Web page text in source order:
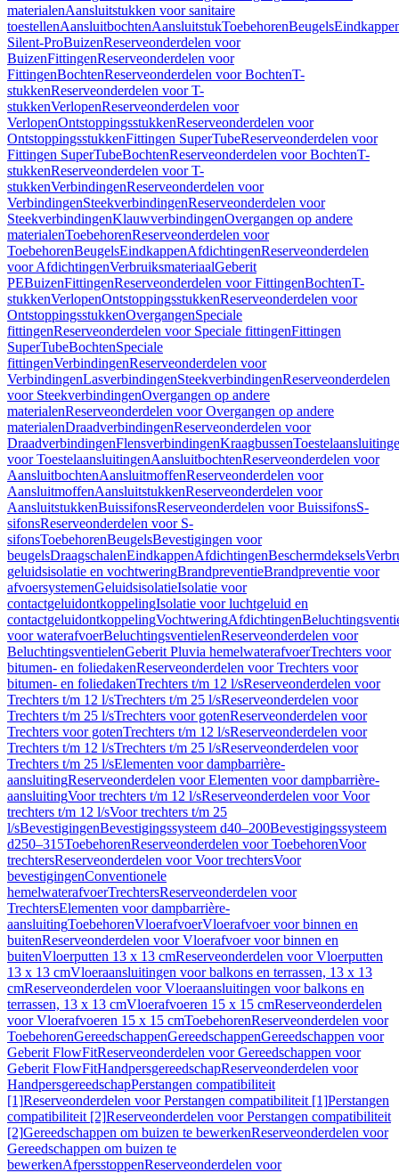
materialenAansluitstukken voor sanitaire
toestellenAansluitbochtenAansluitstukToebehorenBeugels
Silent-ProBuizenReserveonderdelen voor
BuizenFittingenReserveonderdelen voor
FittingenBochtenReserveonderdelen voor BochtenT-
stukkenReserveonderdelen voor T-
stukkenVerlopenReserveonderdelen voor
VerlopenOntstoppingsstukkenReserveonderdelen voor
OntstoppingsstukkenFittingen SuperTubeReserveonderdelen voor
Fittingen SuperTubeBochtenReserveonderdelen voor BochtenT-
stukkenReserveonderdelen voor T-
stukkenVerbindingenReserveonderdelen voor
VerbindingenSteekverbindingenReserveonderdelen voor
SteekverbindingenKlauwverbindingenOvergangen op andere
materialenToebehorenReserveonderdelen voor
ToebehorenBeugelsEindkappenAfdichtingenReserveonderdelen
voor AfdichtingenVerbruiksmateriaalGeberit
PEBuizenFittingenReserveonderdelen voor FittingenBochtenT-
stukkenVerlopenOntstoppingsstukkenReserveonderdelen voor
OntstoppingsstukkenOvergangenSpeciale
fittingenReserveonderdelen voor Speciale fittingenFittingen
SuperTubeBochtenSpeciale
fittingenVerbindingenReserveonderdelen voor
VerbindingenLasverbindingenSteekverbindingenReserveonderdelen
voor SteekverbindingenOvergangen op andere
materialenReserveonderdelen voor Overgangen op andere
materialenDraadverbindingenReserveonderdelen voor
DraadverbindingenFlensverbindingenKraagbussen
voor ToestelaansluitingenAansluitbochtenReserveonderdelen voor
AansluitbochtenAansluitmoffenReserveonderdelen voor
AansluitmoffenAansluitstukkenReserveonderdelen voor
AansluitstukkenBuissifonsReserveonderdelen voor BuissifonsS-
sifonsReserveonderdelen voor S-
sifonsToebehorenBeugelsBevestigingen voor
beugelsDraagschalenEindkappenAfdichtingenBeschermdeksels
geluidsisolatie en vochtweringBrandpreventieBrandpreventie voor
afvoersystemenGeluidsisolatieIsolatie voor
contactgeluidontkoppelingIsolatie voor luchtgeluid en
contactgeluidontkoppelingVochtweringAfdichtingen
voor waterafvoerBeluchtingsventielenReserveonderdelen voor
BeluchtingsventielenGeberit Pluvia hemelwaterafvoerTrechters voor
bitumen- en foliedakenReserveonderdelen voor Trechters voor
bitumen- en foliedakenTrechters t/m 12 l/sReserveonderdelen voor
Trechters t/m 12 l/sTrechters t/m 25 l/sReserveonderdelen voor
Trechters t/m 25 l/sTrechters voor gotenReserveonderdelen voor
Trechters voor gotenTrechters t/m 12 l/sReserveonderdelen voor
Trechters t/m 12 l/sTrechters t/m 25 l/sReserveonderdelen voor
Trechters t/m 25 l/sElementen voor dampbarrière-
aansluitingReserveonderdelen voor Elementen voor dampbarrière-
aansluitingVoor trechters t/m 12 l/sReserveonderdelen voor Voor
trechters t/m 12 l/sVoor trechters t/m 25
l/sBevestigingenBevestigingssysteem d40–200Bevestigingssysteem
d250–315ToebehorenReserveonderdelen voor ToebehorenVoor
trechtersReserveonderdelen voor Voor trechtersVoor
bevestigingenConventionele
hemelwaterafvoerTrechtersReserveonderdelen voor
TrechtersElementen voor dampbarrière-
aansluitingToebehorenVloerafvoerVloerafvoer voor binnen en
buitenReserveonderdelen voor Vloerafvoer voor binnen en
buitenVloerputten 13 x 13 cmReserveonderdelen voor Vloerputten
13 x 13 cmVloeraansluitingen voor balkons en terrassen, 13 x 13
cmReserveonderdelen voor Vloeraansluitingen voor balkons en
terrassen, 13 x 13 cmVloerafvoeren 15 x 15 cmReserveonderdelen
voor Vloerafvoeren 15 x 15 cmToebehorenReserveonderdelen voor
ToebehorenGereedschappenGereedschappenGereedschappen voor
Geberit FlowFitReserveonderdelen voor Gereedschappen voor
Geberit FlowFitHandpersgereedschapReserveonderdelen voor
HandpersgereedschapPerstangen compatibiliteit
[1]Reserveonderdelen voor Perstangen compatibiliteit [1]Perstangen
compatibiliteit [2]Reserveonderdelen voor Perstangen compatibiliteit
[2]Gereedschappen om buizen te bewerkenReserveonderdelen voor
Gereedschappen om buizen te
bewerkenAfpersstoppenReserveonderdelen voor